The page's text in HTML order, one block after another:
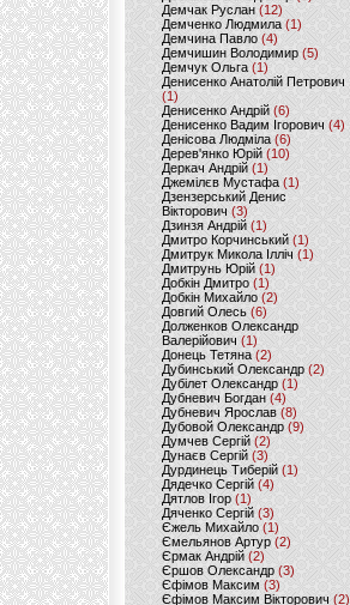
Демчак Руслан (12)
Демченко Людмила (1)
Демчина Павло (4)
Демчишин Володимир (5)
Демчук Ольга(1)
Денисенко Анатолій Петрович
(1)
Денисенко Андрій (6)
Денисенко Вадим Ігорович (4)
Денісова Людміла(6)
Дерев'янко Юрій(10)
Деркач Андрій(1)
Джемілєв Мустафа (1)
Дзензерський Денис
Вікторович (3)
Дзинзя Андрій (1)
Дмитро Корчинський (1)
Дмитрук Микола Ілліч (1)
Дмитрунь Юрій (1)
Добкін Дмитро(1)
Добкін Михайло (2)
Довгий Олесь (6)
Долженков Олександр
Валерійович (1)
Донець Тетяна (2)
Дубинський Олександр(2)
Дубілет Олександр (1)
Дубневич Богдан (4)
Дубневич Ярослав (8)
Дубовой Олександр(9)
Думчев Сергій (2)
Дунаєв Сергій(3)
Дурдинець Тиберій (1)
Дядечко Сергій (4)
Дятлов Ігор (1)
Дяченко Сергій (3)
Єжель Михайло (1)
Ємельянов Артур (2)
Єрмак Андрій (2)
Єршов Олександр (3)
Єфімов Максим (3)
Єфімов Максим Вікторович (2)